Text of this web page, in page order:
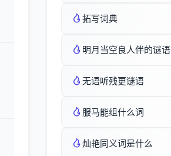
拓写词典
明月当空良人伴的谜语
无语听残更谜语
服马能组什么词
灿艳同义词是什么